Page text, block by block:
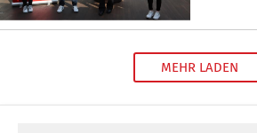
MEHR LADEN